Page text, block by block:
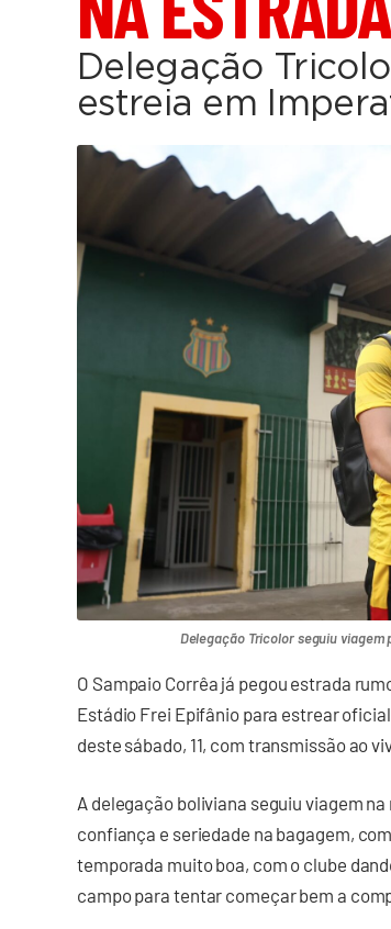
Delegação
estreia em
Delegação Tricolor seguiu
O Sampaio Corrêa já pegou estrada
Estádio Frei Epifânio para estrear
deste sábado, 11, com transmissão ao
A delegação boliviana seguiu viagem
confiança e seriedade na bagagem,
temporada muito boa, com o clube
campo para tentar começar bem a